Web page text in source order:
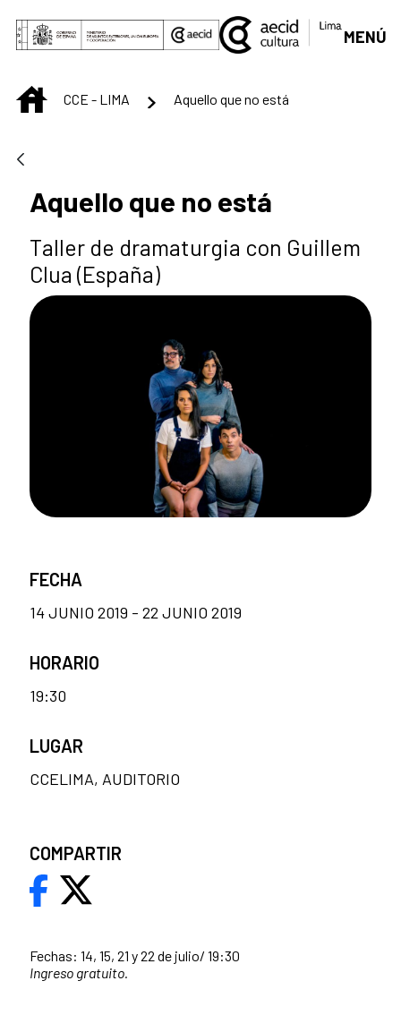
Saltar al contenido principal
MENÚ
INICIOCCE - LIMA Aquello que no está
Aquello que no está
Taller de dramaturgia con Guillem
Clua (España)
Fechas: 14, 15, 21 y 22 de julio/ 19:30
Ingreso gratuito.
FECHA
14 JUNIO 2019 - 22 JUNIO 2019
HORARIO
19:30
LUGAR
CCELIMA, AUDITORIO
COMPARTIR